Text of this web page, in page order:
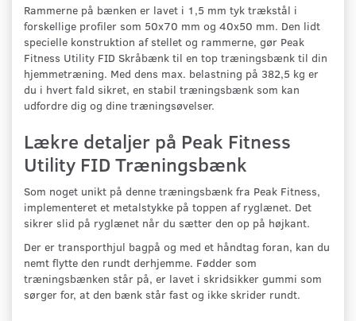
Rammerne på bænken er lavet i 1,5 mm tyk trækstål i
forskellige profiler som 50x70 mm og 40x50 mm. Den lidt
specielle konstruktion af stellet og rammerne, gør Peak
Fitness Utility FID Skråbænk til en top træningsbænk til din
hjemmetræning. Med dens max. belastning på 382,5 kg er
du i hvert fald sikret, en stabil træningsbænk som kan
udfordre dig og dine træningsøvelser.
Lækre detaljer på Peak Fitness
Utility FID Træningsbænk
Som noget unikt på denne træningsbænk fra Peak Fitness,
implementeret et metalstykke på toppen af ryglænet. Det
sikrer slid på ryglænet når du sætter den op på højkant.
Der er transporthjul bagpå og med et håndtag foran, kan du
nemt flytte den rundt derhjemme. Fødder som
træningsbænken står på, er lavet i skridsikker gummi som
sørger for, at den bænk står fast og ikke skrider rundt.